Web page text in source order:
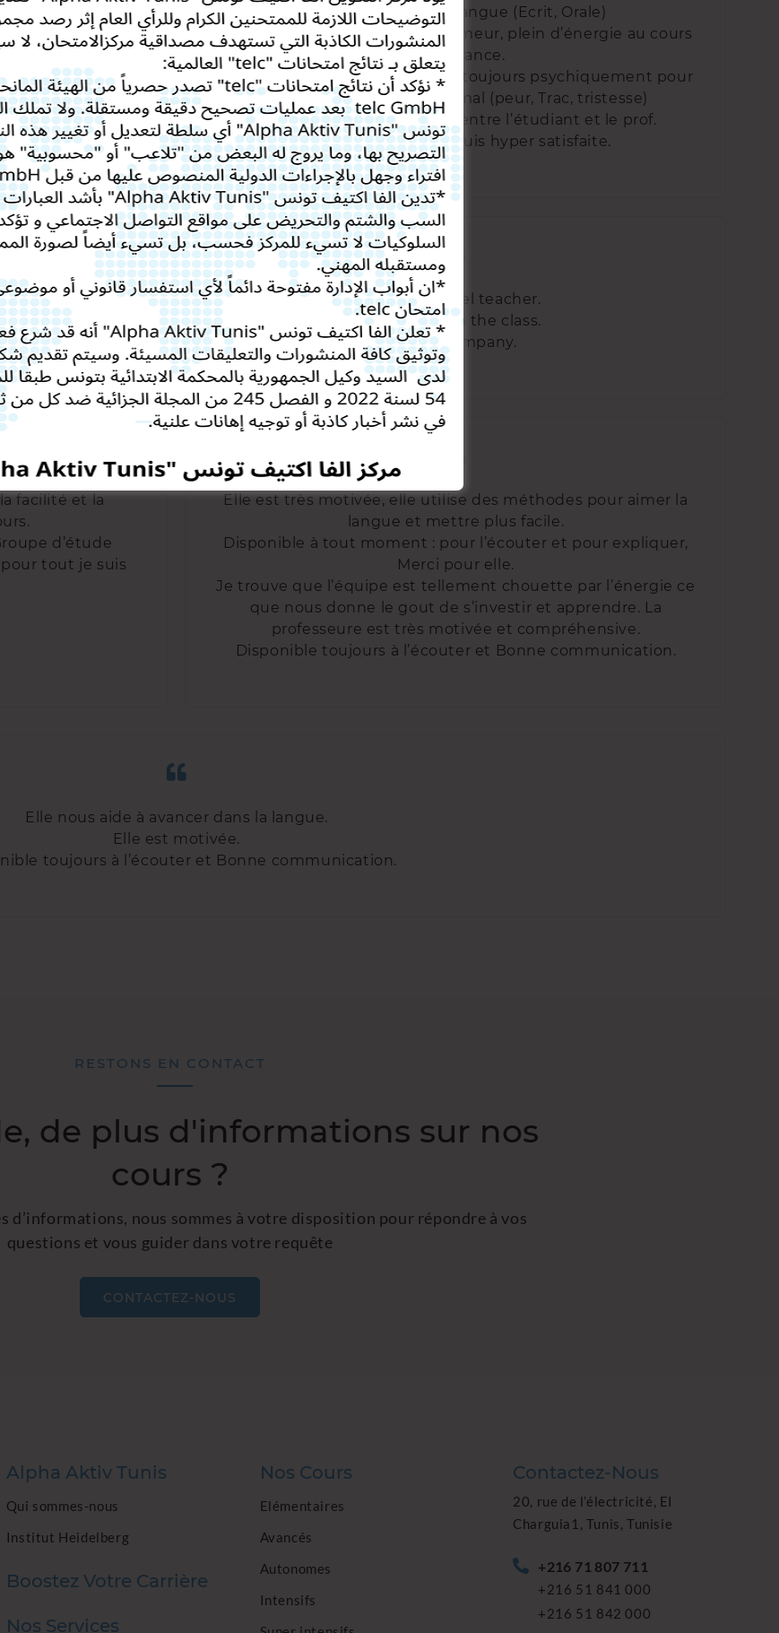
courage. Je
nous.
Très bon niveau de langue (Ecrit, Orale)
Toujours souriant, de bonne humeur, plein d’énergie au cours
de la séance.
Côte physique : il nous prépare toujours psychiquement pour
avancer sans nous sentir mal (peur, Trac, tristesse)
Bonne/Excellente relation entre l’étudiant et le prof.
Personnellement je suis hyper satisfaite.
à Alpha
Professionnel teacher.
Good vibe in the class.
Good Company.
facilité et la
d’étude
tout je suis
Elle est très motivée, elle utilise des méthodes pour aimer la
langue et mettre plus facile.
Disponible à tout moment : pour l’écouter et pour expliquer,
Merci pour elle.
Je trouve que l’équipe est tellement chouette par l’énergie ce
que nous donne le gout de s’investir et apprendre. La
professeure est très motivée et compréhensive.
Disponible toujours à l’écouter et Bonne communication.
Elle nous aide à avancer dans la langue.
Elle est motivée.
toujours à l’écouter et Bonne communication.
RESTONS EN CONTACT
de plus d'informations sur nos
cours ?
d’informations, nous sommes à votre disposition pour répondre à vos
questions et vous guider dans votre requête
CONTACTEZ-NOUS
Alpha Aktiv Tunis
Qui sommes-nous
Institut Heidelberg
Boostez Votre Carrière
Nos Services
Nos Cours
Elémentaires
Avancés
Autonomes
Intensifs
Contactez-Nous
20, rue de l’électricité, EI
Charguia1, Tunis, Tunisie
+216 71 807 711
+216 51 841 000
+216 51 842 000